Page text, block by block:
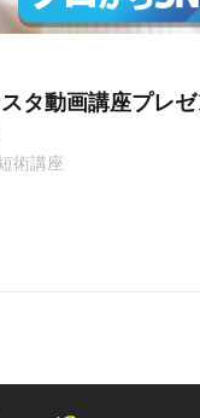
タ動画講座プレ
術講座